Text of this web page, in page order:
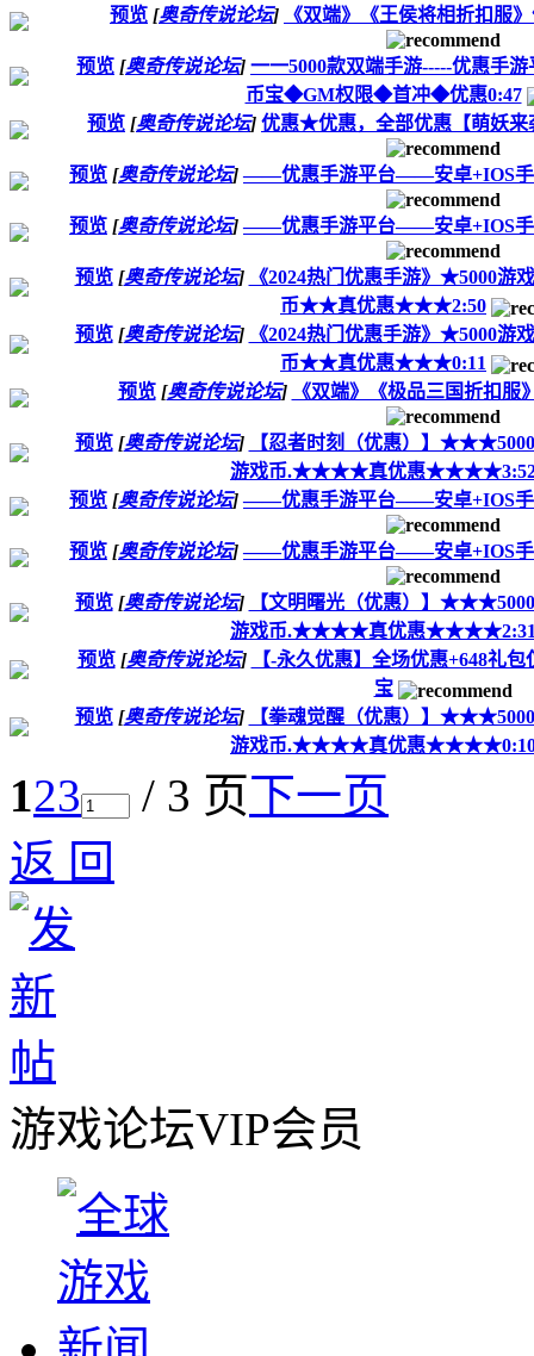
预览 [奥奇传说论坛] 《双端》《王侯将相折扣服
预览 [奥奇传说论坛] 一一5000款双端手游-----优惠手
币宝◆GM权限◆首冲◆优惠0:47
预览 [奥奇传说论坛] 优惠★优惠，全部优惠【萌妖来
预览 [奥奇传说论坛] ——优惠手游平台——安卓+IOS
预览 [奥奇传说论坛] ——优惠手游平台——安卓+IOS
预览 [奥奇传说论坛]
《2024热门优惠手游》★5000游
币★★真优惠★★★2:50
预览 [奥奇传说论坛]
《2024热门优惠手游》★5000游
币★★真优惠★★★0:11
预览 [奥奇传说论坛] 《双端》《极品三国折扣服
预览 [奥奇传说论坛]
【忍者时刻（优惠）】★★★5000
游戏币.★★★★真优惠
预览 [奥奇传说论坛] ——优惠手游平台——安卓+IOS
预览 [奥奇传说论坛] ——优惠手游平台——安卓+IOS
预览 [奥奇传说论坛]
【文明曙光（优惠）】★★★5000
游戏币.★★★★真优惠
预览 [奥奇传说论坛]
【-永久优惠】全场优惠+648礼
宝
预览 [奥奇传说论坛]
【拳魂觉醒（优惠）】★★★5000
游戏币.★★★★真优惠
123 / 3 页下一页
返 回
游戏论坛VIP会员